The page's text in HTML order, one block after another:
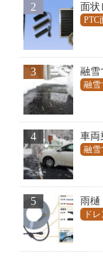
2 面状
PTC
3 融雪
融雪
4 車両
融雪
5 雨樋
ド